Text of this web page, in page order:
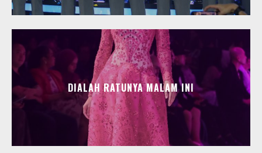
DIALAH RATUNYA MALAM INI